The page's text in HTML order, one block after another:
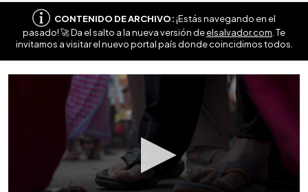
CONTENIDO DE ARCHIVO:¡Estás navegando en el
pasado! 🚀 Da el salto a la nueva versión deelsalvador.com . Te
invitamos a visitar el nuevo portal país donde coincidimos todos.